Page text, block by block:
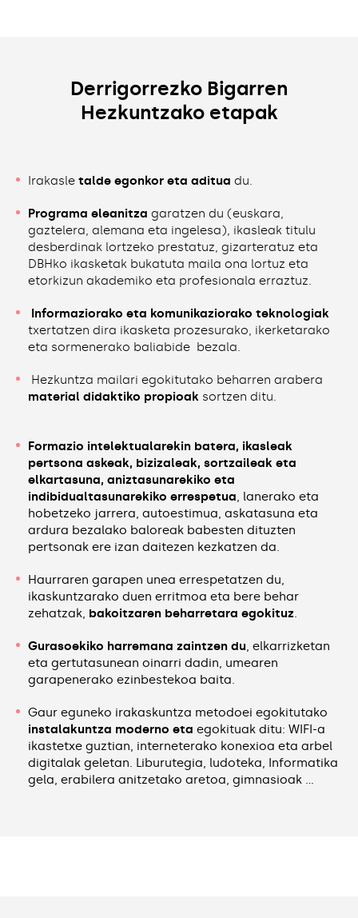
Derrigorrezko Bigarren
Hezkuntzako etapak
Irakasle talde egonkor eta aditua du.
Programa eleanitza garatzen du (euskara,
gaztelera, alemana eta ingelesa), ikasleak titulu
desberdinak lortzeko prestatuz, gizarteratuz eta
DBHko ikasketak bukatuta maila ona lortuz eta
etorkizun akademiko eta profesionala erraztuz.
Informaziorako eta komunikaziorako teknologiak
txertatzen dira ikasketa prozesurako, ikerketarako
eta sormenerako baliabide bezala.
Hezkuntza mailari egokitutako beharren arabera
material didaktiko propioak sortzen ditu.
Formazio intelektualarekin batera, ikasleak
pertsona askeak, bizizaleak, sortzaileak eta
elkartasuna, aniztasunarekiko eta
indibidualtasunarekiko errespetua , lanerako eta
hobetzeko jarrera, autoestimua, askatasuna eta
ardura bezalako baloreak babesten dituzten
pertsonak ere izan daitezen kezkatzen da.
Haurraren garapen unea errespetatzen du,
ikaskuntzarako duen erritmoa eta bere behar
zehatzak, bakoitzaren beharretara egokituz
Gurasoekiko harremana zaintzen du , elkarrizketan
eta gertutasunean oinarri dadin, umearen
garapenerako ezinbestekoa baita.
Gaur eguneko irakaskuntza metodoei egokitutako
instalakuntza moderno eta egokituak ditu: WIFI-a
ikastetxe guztian, interneterako konexioa eta arbel
digitalak geletan. Liburutegia, ludoteka, Informatika
gela, erabilera anitzetako aretoa, gimnasioak …